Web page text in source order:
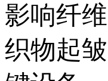
影响纤
织物起